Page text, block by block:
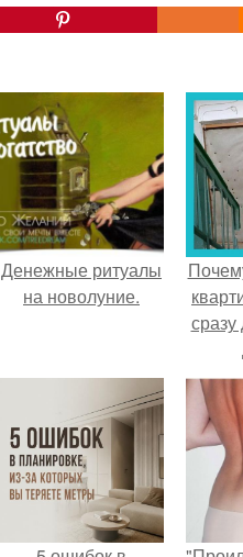
Денежные ритуалы
на новолуние.